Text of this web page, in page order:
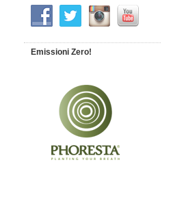
Emissioni Zero!